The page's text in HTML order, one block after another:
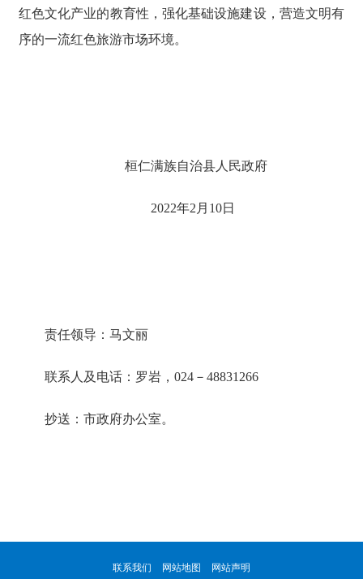
红色文化产业的教育性，强化基础设施建设，营造文明有
序的一流红色旅游市场环境。
桓仁满族自治县人民政府
2022年2月10日
责任领导：马文丽
联系人及电话：罗岩，024－48831266
抄送：市政府办公室。
联系我们 网站地图 网站声明